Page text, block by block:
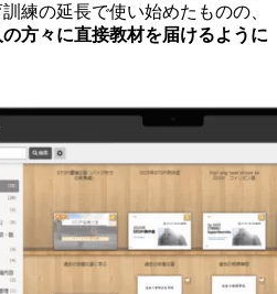
練の延長で使い始めたものの、
方々に直接教材を届けるように